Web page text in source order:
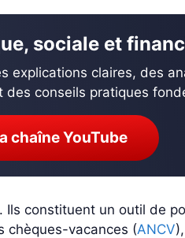
sociale et
explications claires, des
des conseils pratiques
chaîne YouTube
constituent un outil de
chèques-vacances (ANCV